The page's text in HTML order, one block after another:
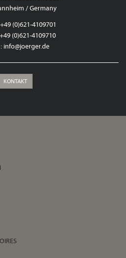
/ Germany
(0)621-4109701
(0)621-4109710
info@joerger.de
KONTAKT